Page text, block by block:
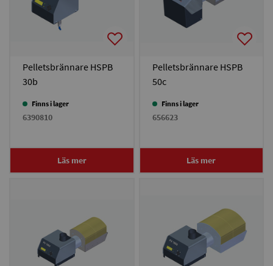
Pelletsbrännare HSPB
30b
Finns i lager
6390810
Läs mer
Pelletsbrännare HSPB
50c
Finns i lager
656623
Läs mer